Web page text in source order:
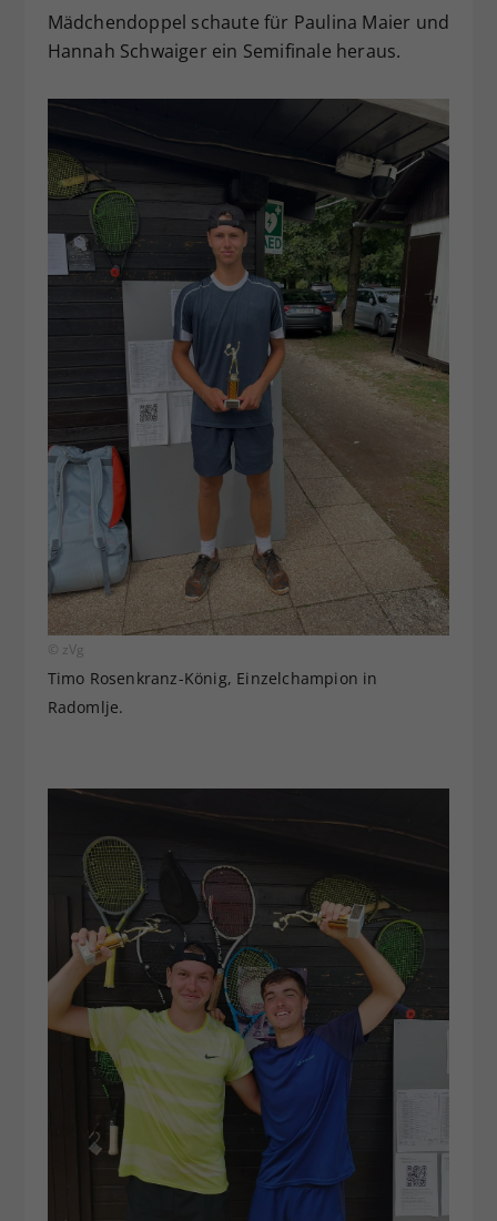
Mädchendoppel schaute für Paulina Maier und
Hannah Schwaiger ein Semifinale heraus.
© zVg
Timo Rosenkranz-König, Einzelchampion in
Radomlje.